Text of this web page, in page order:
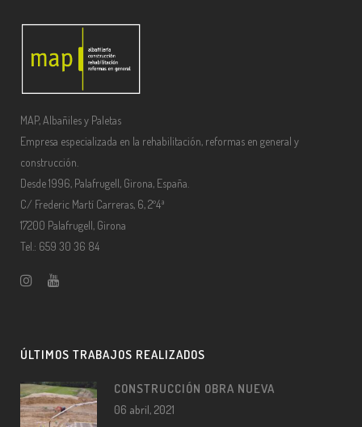
MAP, Albañiles y Paletas
Empresa especializada en la rehabilitación, reformas en general y
construcción.
Desde 1996, Palafrugell, Girona, España.
C/ Frederic Martí Carreras, 6, 2º4ª
17200 Palafrugell, Girona
Tel.: 659 30 36 84
ÚLTIMOS TRABAJOS REALIZADOS
CONSTRUCCIÓN OBRA NUEVA
06 abril, 2021